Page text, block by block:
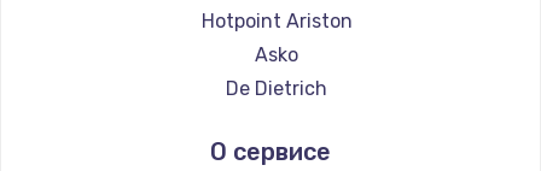
Ремонт кофемашин Hisense
Ремонт кофемашин DELTA
Ремонт кофемашин Tefal
Ремонт кофемашин RED solution
Hotpoint Ariston
Asko
De Dietrich
Jura
О сервисе